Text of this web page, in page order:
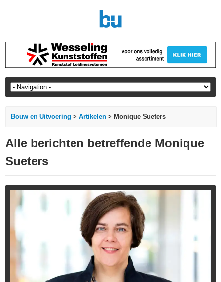
Bouw en Uitvoering >Artikelen > Monique Sueters
Alle berichten betreffende Monique
Sueters